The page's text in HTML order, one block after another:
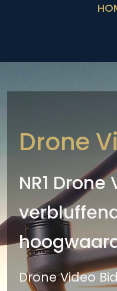
Drone
NR1
Drone Video